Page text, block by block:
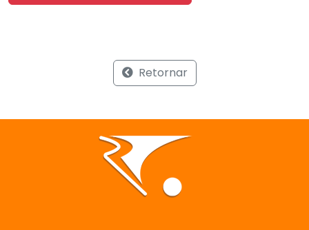
Retornar